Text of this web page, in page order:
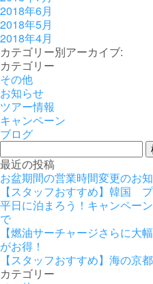
2018年6月
2018年5月
2018年4月
カテゴリー別アーカイブ:
カテゴリー
その他
お知らせ
ツアー情報
キャンペーン
ブログ
検
索:
最近の投稿
お盆期間の営業時間変更のお
【スタッフおすすめ】韓国
平日に泊まろう！キャンペー
で
【燃油サーチャージさらに大
がお得！
【スタッフおすすめ】海の
カテゴリー